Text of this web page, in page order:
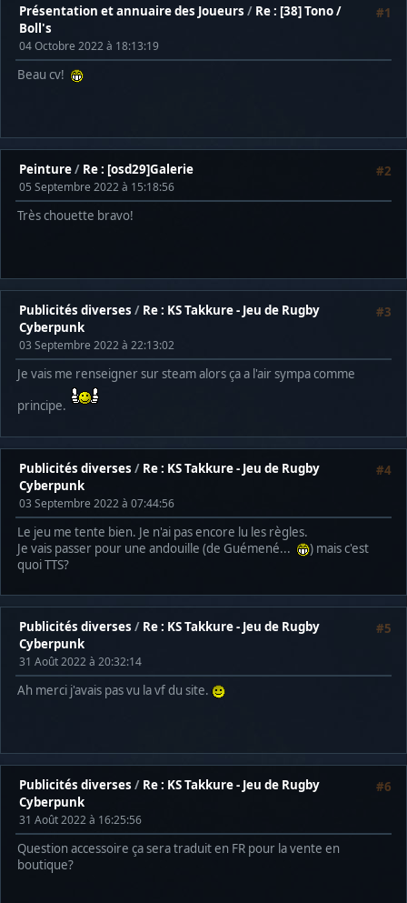
#1
Présentation et annuaire des Joueurs / Re : [38] Tono /
Boll's
04 Octobre 2022 à 18:13:19
Beau cv!
#2
Peinture/ Re : [osd29]Galerie
05 Septembre 2022 à 15:18:56
Très chouette bravo!
#3
Publicités diverses / Re : KS Takkure - Jeu de Rugby
Cyberpunk
03 Septembre 2022 à 22:13:02
Je vais me renseigner sur steam alors ça a l'air sympa comme
principe.
#4
Publicités diverses / Re : KS Takkure - Jeu de Rugby
Cyberpunk
03 Septembre 2022 à 07:44:56
Le jeu me tente bien. Je n'ai pas encore lu les règles.
Je vais passer pour une andouille (de Guémené...
) mais c'est
quoi TTS?
#5
Publicités diverses / Re : KS Takkure - Jeu de Rugby
Cyberpunk
31 Août 2022 à 20:32:14
Ah merci j'avais pas vu la vf du site.
#6
Publicités diverses / Re : KS Takkure - Jeu de Rugby
Cyberpunk
31 Août 2022 à 16:25:56
Question accessoire ça sera traduit en FR pour la vente en
boutique?